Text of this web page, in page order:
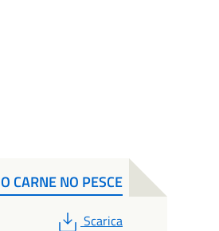
NO PESCE
PDF
Scarica